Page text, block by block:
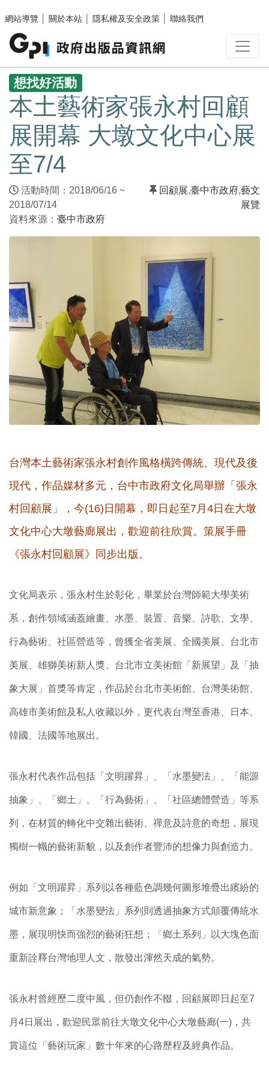
網站導覽
關於本站 隱私權及安全政策 聯絡我們
:::
想找好活動
本土藝術家張永村回顧
展開幕 大墩文化中心展
至7/4
活動時間：2018/06/16 ~
2018/07/14
資料來源： 臺中市政府
回顧展,臺中市政府,藝文
展覽
台灣本土藝術家張永村創作風格橫跨傳統、現代及後
現代，作品媒材多元，台中市政府文化局舉辦「張永
村回顧展」，今(16)日開幕，即日起至7月4日在大墩
文化中心大墩藝廊展出，歡迎前往欣賞。策展手冊
《張永村回顧展》同步出版。
文化局表示，張永村生於彰化，畢業於台灣師範大學美術
系，創作領域涵蓋繪畫、水墨、裝置、音樂、詩歌、文學、
行為藝術、社區營造等，曾獲全省美展、全國美展、台北市
美展、雄獅美術新人獎、台北市立美術館「新展望」及「抽
象大展」首獎等肯定，作品於台北市美術館、台灣美術館、
高雄市美術館及私人收藏以外，更代表台灣至香港、日本、
韓國、法國等地展出。
張永村代表作品包括「文明躍昇」、「水墨變法」、「能源
抽象」、「鄉土」、「行為藝術」、「社區總體營造」等系
列，在材質的轉化中交雜出藝術、禪意及詩意的奇想，展現
獨樹一幟的藝術新貌，以及創作者豐沛的想像力與創造力。
例如「文明躍昇」系列以各種藍色調幾何圖形堆疊出繽紛的
城市新意象；「水墨變法」系列則透過抽象方式顛覆傳統水
墨，展現明快而強烈的藝術狂想；「鄉土系列」以大塊色面
重新詮釋台灣地理人文，散發出渾然天成的氣勢。
張永村曾經歷二度中風，但仍創作不輟，回顧展即日起至7
月4日展出，歡迎民眾前往大墩文化中心大墩藝廊(一)，共
賞這位「藝術玩家」數十年來的心路歷程及經典作品。